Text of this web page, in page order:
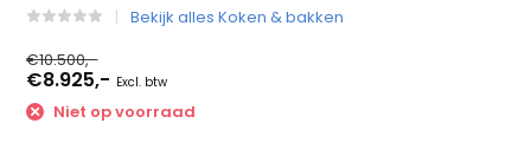
Bekijk alles Koken & bakken
€10.500,-
€8.925,- Excl. btw
Niet op voorraad